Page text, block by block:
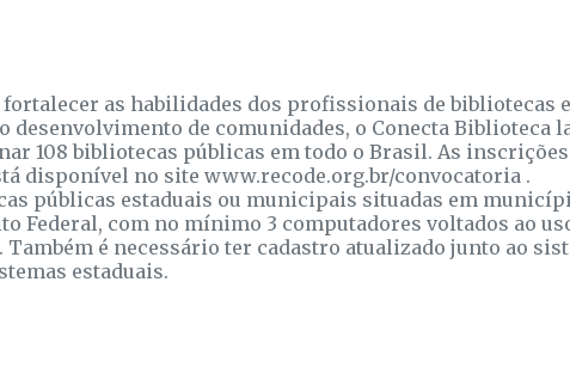
fortalecer as habilidades dos profissionais de bibliotecas e
desenvolvimento de comunidades, o Conecta Biblioteca
108 bibliotecas públicas em todo o Brasil. As
disponível no site www.recode.org.br/convocatoria .
públicas estaduais ou municipais situadas em
Federal, com no mínimo 3 computadores voltados ao
é necessário ter cadastro atualizado junto ao
estaduais.